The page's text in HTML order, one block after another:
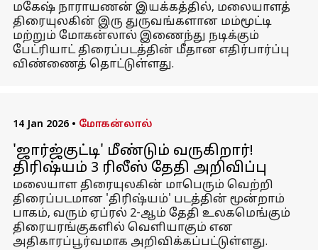
மகேஷ் நாராயணன் இயக்கத்தில், மலையாளத்
திரையுலகின் இரு துருவங்களான மம்மூட்டி
மற்றும் மோகன்லால் இணைந்து நடிக்கும்
பேட்ரியாட் திரைப்படத்தின் மீதான எதிர்பார்ப்பு
விண்ணைத் தொட்டுள்ளது.
14 Jan 2026 • மோகன்லால்
'ஜார்ஜ்குட்டி' மீண்டும் வருகிறார்!
திரிஷ்யம் 3 ரிலீஸ் தேதி அறிவிப்பு
மலையாள திரையுலகின் மாபெரும் வெற்றி
திரைப்படமான 'திரிஷ்யம்' படத்தின் மூன்றாம்
பாகம், வரும் ஏப்ரல் 2-ஆம் தேதி உலகமெங்கும்
திரையரங்குகளில் வெளியாகும் என
அதிகாரப்பூர்வமாக அறிவிக்கப்பட்டுள்ளது.